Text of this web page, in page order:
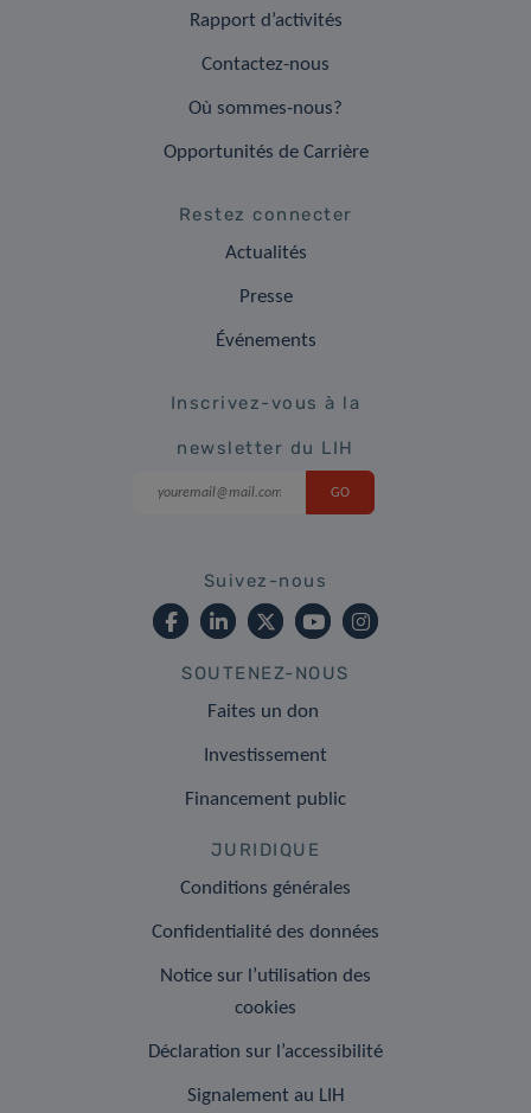
Rapport d’activités
Contactez-nous
Où sommes-nous?
Opportunités de Carrière
Restez connecter
Actualités
Presse
Événements
Inscrivez-vous à la
newsletter du LIH
Suivez-nous
SOUTENEZ-NOUS
Faites un don
Investissement
Financement public
JURIDIQUE
Conditions générales
Confidentialité des données
Notice sur l’utilisation des
cookies
Déclaration sur l’accessibilité
Signalement au LIH